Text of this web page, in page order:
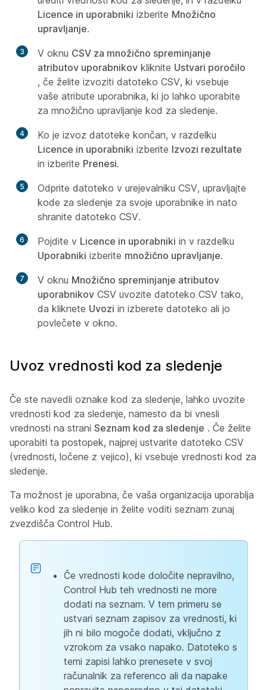
Licence in uporabniki izberite Množično
upravljanje.
3 V oknu CSV za množično spreminjanje
atributov uporabnikov kliknite Ustvari poročilo
, če želite izvoziti datoteko CSV, ki vsebuje
vaše atribute uporabnika, ki jo lahko uporabite
za množično upravljanje kod za sledenje.
4
Ko je izvoz datoteke končan, v razdelku
Licence in uporabniki izberite Izvozi rezultate
in izberite Prenesi.
5
Odprite datoteko v urejevalniku CSV, upravljajte
kode za sledenje za svoje uporabnike in nato
shranite datoteko CSV.
6 Pojdite v Licence in uporabniki in v razdelku
Uporabniki izberite množično upravljanje.
7 V oknu Množično spreminjanje atributov
uporabnikov CSV uvozite datoteko CSV tako,
da kliknete Uvozi in izberete datoteko ali jo
povlečete v okno.
Uvoz vrednosti kod za sledenje
Če ste navedli oznake kod za sledenje, lahko uvozite
vrednosti kod za sledenje, namesto da bi vnesli
vrednosti na strani Seznam kod za sledenje . Če želite
uporabiti ta postopek, najprej ustvarite datoteko CSV
(vrednosti, ločene z vejico), ki vsebuje vrednosti kod za
sledenje.
Ta možnost je uporabna, če vaša organizacija uporablja
veliko kod za sledenje in želite voditi seznam zunaj
zvezdišča Control Hub.
Če vrednosti kode določite nepravilno,
Control Hub teh vrednosti ne more
dodati na seznam. V tem primeru se
ustvari seznam zapisov za vrednosti, ki
jih ni bilo mogoče dodati, vključno z
vzrokom za vsako napako. Datoteko s
temi zapisi lahko prenesete v svoj
računalnik za referenco ali da napake